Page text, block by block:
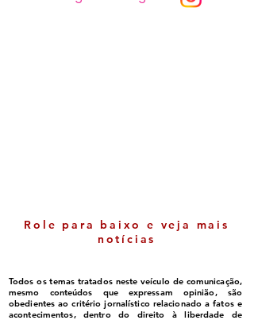
Role para baixo e veja mais
notícias
Todos os temas tratados neste veículo de comunicação,
mesmo conteúdos que expressam opinião, são
obedientes ao critério jornalístico relacionado a fatos e
acontecimentos, dentro do direito à liberdade de